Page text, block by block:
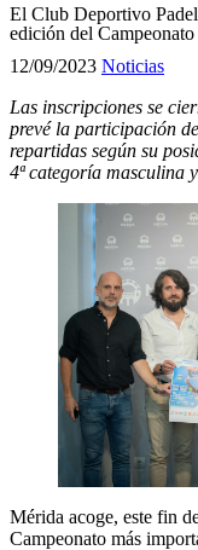
El Club Deportivo
edición del
12/09/2023 Noticias
Las inscripciones se
prevé la participación
repartidas según su
4ª categoría masculina
Mérida acoge, este fin
Campeonato más